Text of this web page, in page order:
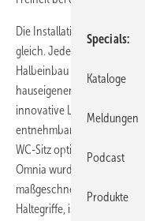
Die Installation ist dank der
gleich. Jede
Halbeinbau und Unterbau
hauseigenen
innovative Lösungen:
entnehmbare Kartusche,
WC-Sitz optional mit
Omnia wurde in
maßgeschneidert
Haltegriffe, ist also auf die
Specials
Kataloge
Meldungen
Podcast
Produkte